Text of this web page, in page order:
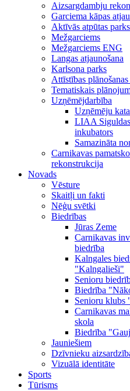
Aizsargdambju
Garciema kāpas
Aktīvās atpūtas
Mežgarciems
Mežgarciems ENG
Langas atjaunošana
Karlsona parks
Attīstības
Tematiskais
Uzņēmējdarbība
Uzņēmēju
LIAA
inkubators
Samazināta
Carnikavas
rekonstrukcija
Novads
Vēsture
Skaitļi un fakti
Nēģu svētki
Biedrības
Jūras Zeme
Carnikavas
biedrība
Kalngales
"Kalngalieši"
Senioru
Biedrība
Senioru klubs
Carnikavas
skola
Biedrība
Jauniešiem
Dzīvnieku
Vizuālā identitāte
Sports
Tūrisms